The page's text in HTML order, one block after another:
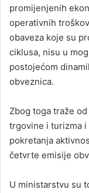
promijenjenih
operativnih
obaveza koje su
ciklusa, nisu u
postojećom
obveznica.
Zbog toga traže
trgovine i turizma
pokretanja
četvrte emisije
U ministarstvu su